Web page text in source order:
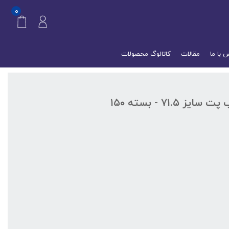
۰
با ما مقالات کاتالوگ محصولات
واشر سیل القایی مقوادار مناسب پت سایز ۷۱.۵ - بسته ۱۵۰